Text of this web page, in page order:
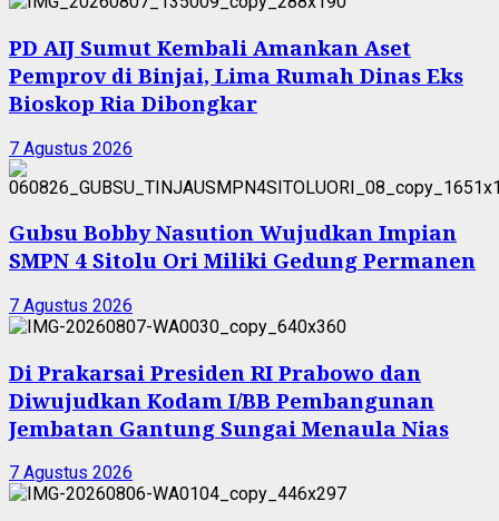
PD AIJ Sumut Kembali Amankan Aset
Pemprov di Binjai, Lima Rumah Dinas Eks
Bioskop Ria Dibongkar
7 Agustus 2026
Gubsu Bobby Nasution Wujudkan Impian
SMPN 4 Sitolu Ori Miliki Gedung Permanen
7 Agustus 2026
Di Prakarsai Presiden RI Prabowo dan
Diwujudkan Kodam I/BB Pembangunan
Jembatan Gantung Sungai Menaula Nias
7 Agustus 2026